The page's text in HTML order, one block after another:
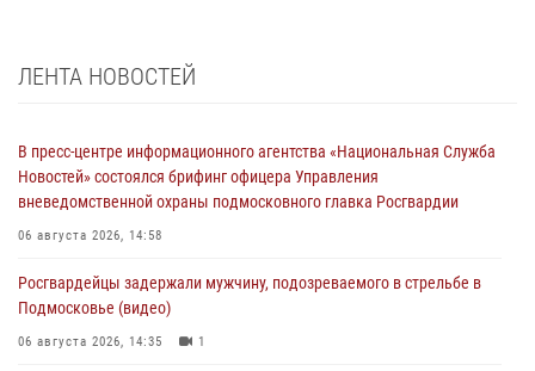
ЛЕНТА НОВОСТЕЙ
В пресс-центре информационного агентства «Национальная Служба
Новостей» состоялся брифинг офицера Управления
вневедомственной охраны подмосковного главка Росгвардии
06 августа 2026, 14:58
Росгвардейцы задержали мужчину, подозреваемого в стрельбе в
Подмосковье (видео)
06 августа 2026, 14:35 1